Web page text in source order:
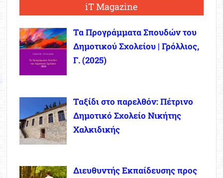
iT Magazine
Τα Προγράμματα Σπουδών του
Δημοτικού Σχολείου | Γρόλλιος,
Γ. (2025)
Ταξίδι στο παρελθόν: Πέτρινο
Δημοτικό Σχολείο Νικήτης
Χαλκιδικής
Διευθυντής Εκπαίδευσης προς